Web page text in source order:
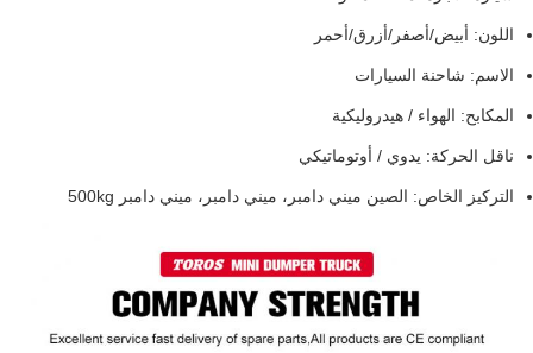
اللون: أبيض/أصفر/أزرق/أحمر
الاسم: شاحنة السيارات
المكابح: الهواء / هيدروليكية
ناقل الحركة: يدوي / أوتوماتيكي
التركيز الخاص: الصين ميني دامبر، ميني دامبر، ميني دامبر 500kg